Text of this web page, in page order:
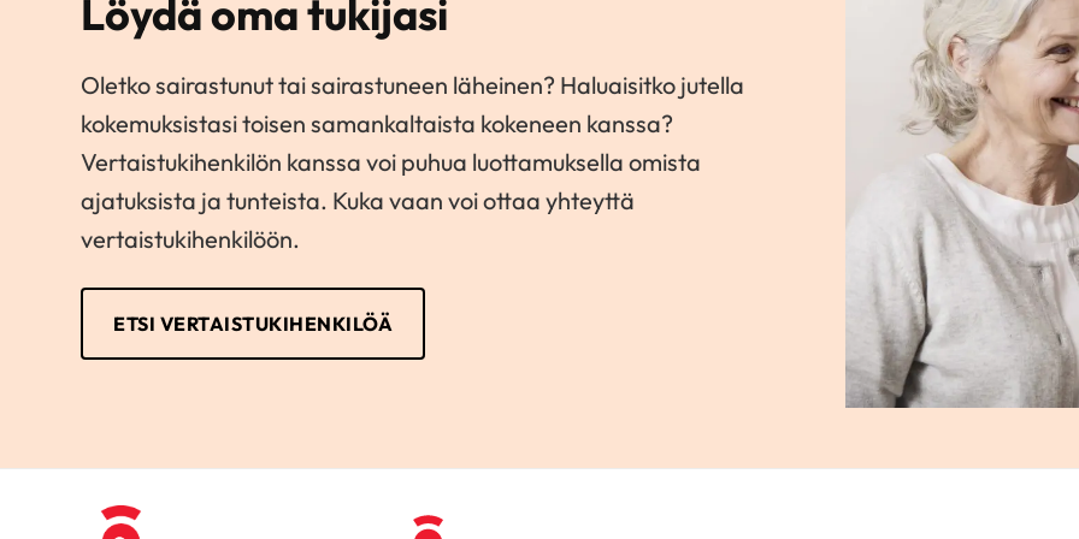
Löydä oma tukijasi
Oletko sairastunut tai sairastuneen läheinen? Haluaisitko jutella
kokemuksistasi toisen samankaltaista kokeneen kanssa?
Vertaistukihenkilön kanssa voi puhua luottamuksella omista
ajatuksista ja tunteista. Kuka vaan voi ottaa yhteyttä
vertaistukihenkilöön.
ETSI VERTAISTUKIHENKILÖÄ